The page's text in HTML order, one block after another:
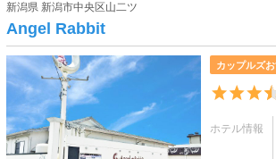
新潟県 新潟市中央区山二ツ
Angel Rabbit
カップルズ
ホテル情報